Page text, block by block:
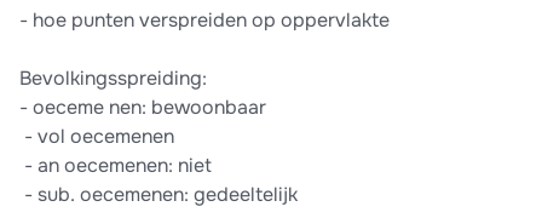
- hoe punten verspreiden op oppervlakte
Bevolkingsspreiding:
-​ oeceme nen: bewoonbaar
​ - vol oecemenen
​ - an oecemenen: niet
​ - sub. oecemenen: gedeeltelijk